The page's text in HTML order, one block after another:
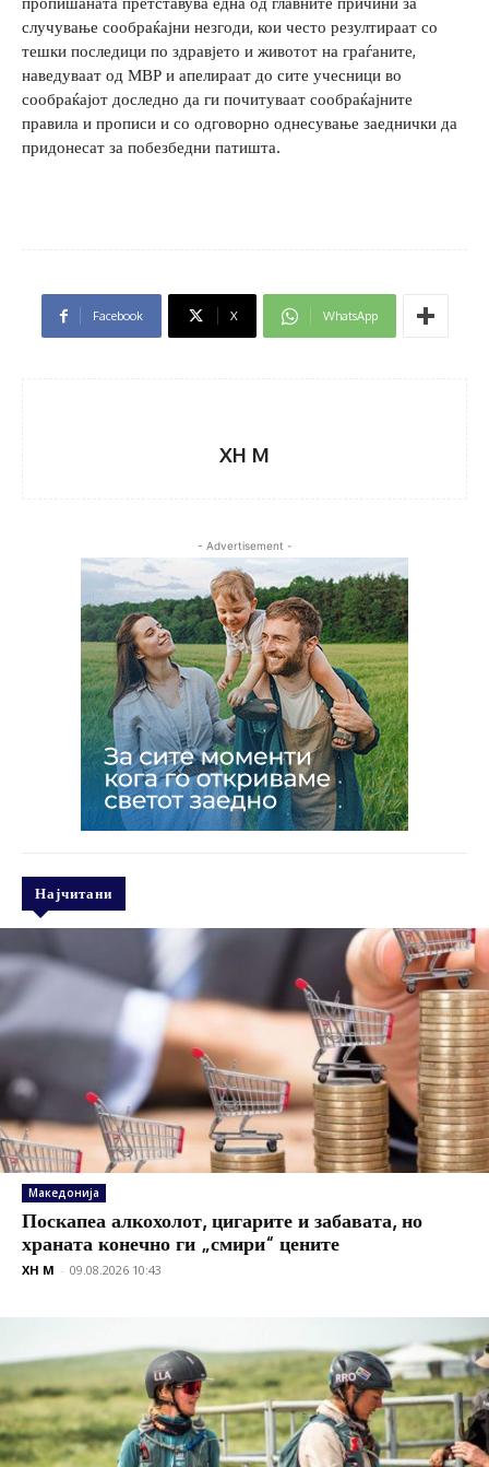
случување сообраќајни незгоди, кои често резултираат со
тешки последици по здравјето и животот на граѓаните,
наведуваат од МВР и апелираат до сите учесници во
сообраќајот доследно да ги почитуваат сообраќајните
правила и прописи и со одговорно однесување заеднички да
придонесат за побезбедни патишта.
Facebook X WhatsApp
XH M
- Advertisement -
Најчитани
Македонија
Поскапеа алкохолот, цигарите и забавата, но
храната конечно ги „смири“ цените
XH M - 09.08.2026 10:43